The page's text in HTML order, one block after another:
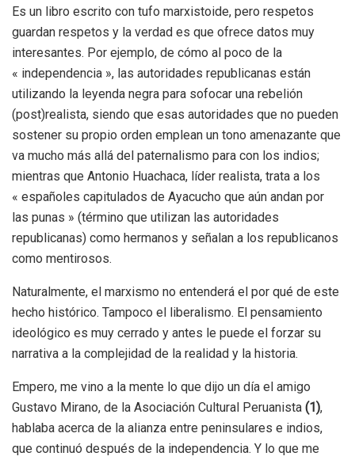
Es un libro escrito con tufo marxistoide, pero respetos
guardan respetos y la verdad es que ofrece datos muy
interesantes. Por ejemplo, de cómo al poco de la
« independencia », las autoridades republicanas están
utilizando la leyenda negra para sofocar una rebelión
(post)realista, siendo que esas autoridades que no pueden
sostener su propio orden emplean un tono amenazante que
va mucho más allá del paternalismo para con los indios;
mientras que Antonio Huachaca, líder realista, trata a los
« españoles capitulados de Ayacucho que aún andan por
las punas » (término que utilizan las autoridades
republicanas) como hermanos y señalan a los republicanos
como mentirosos.
Naturalmente, el marxismo no entenderá el por qué de este
hecho histórico. Tampoco el liberalismo. El pensamiento
ideológico es muy cerrado y antes le puede el forzar su
narrativa a la complejidad de la realidad y la historia.
Empero, me vino a la mente lo que dijo un día el amigo
Gustavo Mirano, de la Asociación Cultural Peruanista (1),
hablaba acerca de la alianza entre peninsulares e indios,
que continuó después de la independencia. Y lo que me